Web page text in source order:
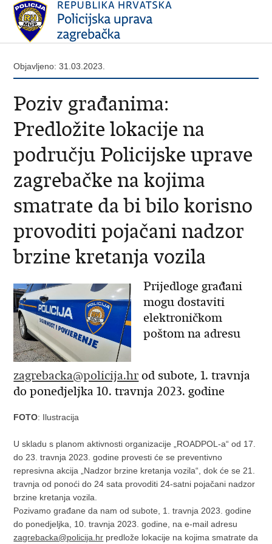
Objavljeno: 31.03.2023.
Poziv građanima:
Predložite lokacije na
području Policijske uprave
zagrebačke na kojima
smatrate da bi bilo korisno
provoditi pojačani nadzor
brzine kretanja vozila
Prijedloge građani
mogu dostaviti
elektroničkom
poštom na adresu
zagrebacka@policija.hr od subote, 1. travnja
do ponedjeljka 10. travnja 2023. godine
FOTO: Ilustracija
U skladu s planom aktivnosti organizacije „ROADPOL-a“ od 17.
do 23. travnja 2023. godine provesti će se preventivno
represivna akcija „Nadzor brzine kretanja vozila“, dok će se 21.
travnja od ponoći do 24 sata provoditi 24-satni pojačani nadzor
brzine kretanja vozila.
Pozivamo građane da nam od subote, 1. travnja 2023. godine
do ponedjeljka, 10. travnja 2023. godine, na e-mail adresu
zagrebacka@policija.hr predlože lokacije na kojima smatrate da